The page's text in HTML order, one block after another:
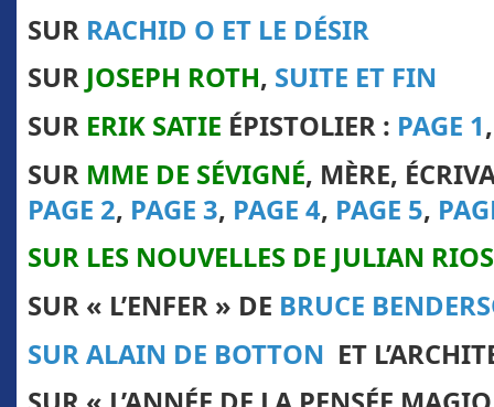
SUR RACHID O ET LE DÉSIR
SUR JOSEPH ROTH, SUITE ET FIN
SUR ERIK SATIE ÉPISTOLIER : PAGE 1
SUR MME DE SÉVIGNÉ, MÈRE,
PAGE 2, PAGE 3, PAGE 4, PAGE 5,
SUR LES NOUVELLES DE JULIAN RIOS
SUR « L’ENFER » DE BRUCE
SUR ALAIN DE BOTTON ET